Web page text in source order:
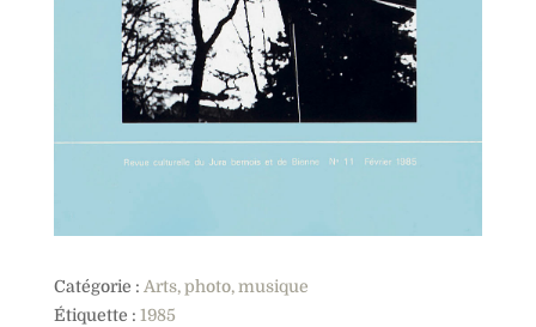
Catégorie : Arts, photo, musique
Étiquette : 1985